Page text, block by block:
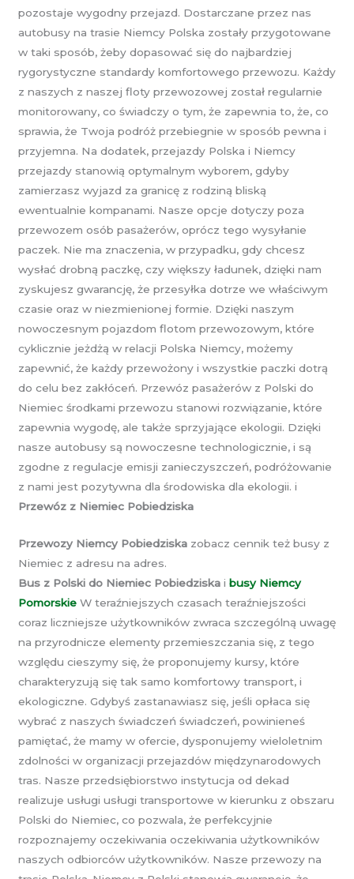
pozostaje wygodny przejazd. Dostarczane przez nas
autobusy na trasie Niemcy Polska zostały przygotowane
w taki sposób, żeby dopasować się do najbardziej
rygorystyczne standardy komfortowego przewozu. Każdy
z naszych z naszej floty przewozowej został regularnie
monitorowany, co świadczy o tym, że zapewnia to, że, co
sprawia, że Twoja podróż przebiegnie w sposób pewna i
przyjemna. Na dodatek, przejazdy Polska i Niemcy
przejazdy stanowią optymalnym wyborem, gdyby
zamierzasz wyjazd za granicę z rodziną bliską
ewentualnie kompanami. Nasze opcje dotyczy poza
przewozem osób pasażerów, oprócz tego wysyłanie
paczek. Nie ma znaczenia, w przypadku, gdy chcesz
wysłać drobną paczkę, czy większy ładunek, dzięki nam
zyskujesz gwarancję, że przesyłka dotrze we właściwym
czasie oraz w niezmienionej formie. Dzięki naszym
nowoczesnym pojazdom flotom przewozowym, które
cyklicznie jeżdżą w relacji Polska Niemcy, możemy
zapewnić, że każdy przewożony i wszystkie paczki dotrą
do celu bez zakłóceń. Przewóz pasażerów z Polski do
Niemiec środkami przewozu stanowi rozwiązanie, które
zapewnia wygodę, ale także sprzyjające ekologii. Dzięki
nasze autobusy są nowoczesne technologicznie, i są
zgodne z regulacje emisji zanieczyszczeń, podróżowanie
z nami jest pozytywna dla środowiska dla ekologii. i
Przewóz z Niemiec Pobiedziska
Przewozy Niemcy Pobiedziska zobacz cennik też busy z
Niemiec z adresu na adres.
Bus z Polski do Niemiec Pobiedziska i busy Niemcy
Pomorskie W teraźniejszych czasach teraźniejszości
coraz liczniejsze użytkowników zwraca szczególną uwagę
na przyrodnicze elementy przemieszczania się, z tego
względu cieszymy się, że proponujemy kursy, które
charakteryzują się tak samo komfortowy transport, i
ekologiczne. Gdybyś zastanawiasz się, jeśli opłaca się
wybrać z naszych świadczeń świadczeń, powinieneś
pamiętać, że mamy w ofercie, dysponujemy wieloletnim
zdolności w organizacji przejazdów międzynarodowych
tras. Nasze przedsiębiorstwo instytucja od dekad
realizuje usługi usługi transportowe w kierunku z obszaru
Polski do Niemiec, co pozwala, że perfekcyjnie
rozpoznajemy oczekiwania oczekiwania użytkowników
naszych odbiorców użytkowników. Nasze przewozy na